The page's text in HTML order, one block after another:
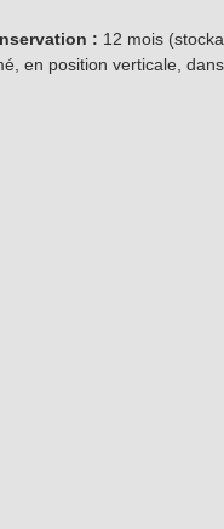
: 12 mois
en position verticale,